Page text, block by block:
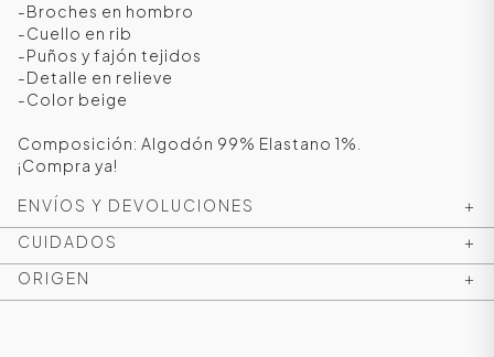
-Broches en hombro
-Cuello en rib
-Puños y fajón tejidos
-Detalle en relieve
-Color beige
Composición: Algodón 99% Elastano 1%.
¡Compra ya!
ENVÍOS Y DEVOLUCIONES
+
CUIDADOS
+
ORIGEN
+